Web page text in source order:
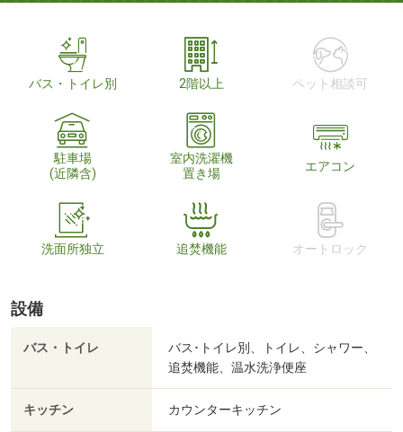
バス・トイレ別 2階以上 ペット相談可
駐車場
(近隣含)
室内洗濯機
置き場
エアコン
洗面所独立 追焚機能 オートロック
設備
バス・トイレ
バス･トイレ別、トイレ、シャワー、
追焚機能、温水洗浄便座
キッチン カウンターキッチン